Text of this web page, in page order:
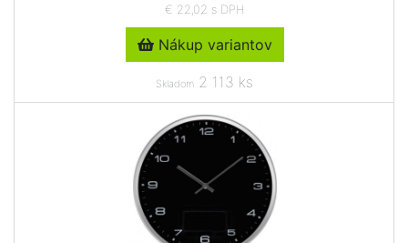
€ 22,02 s DPH
Nákup variantov
Skladom 2 113 ks